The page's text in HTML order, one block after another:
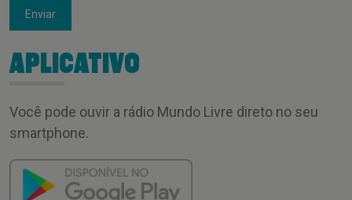
Enviar
APLICATIVO
Você pode ouvir a rádio Mundo Livre direto no seu
smartphone.